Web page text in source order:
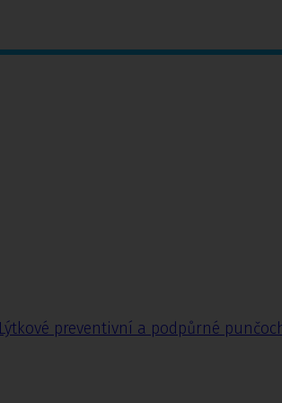
Lýtkové preventivní a podpůrné